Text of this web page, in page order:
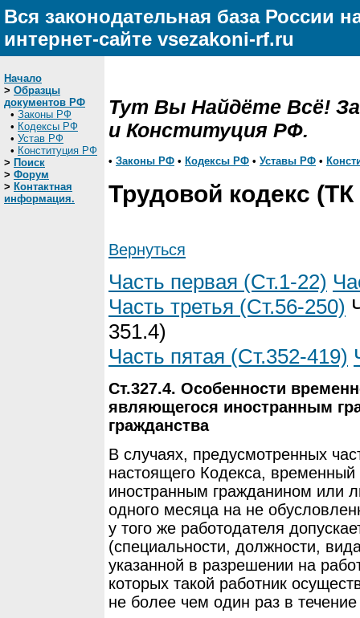
Вся законодательная база России
интернет-сайте vsezakoni-rf.ru
Начало
> Образцы
документов РФ
• Законы РФ
• Кодексы РФ
• Устав РФ
• Конституция РФ
> Поиск
> Форум
> Контактная
информация.
Тут Вы Найдёте Всё!
и Конституция РФ.
• Законы РФ • Кодексы РФ • Уставы РФ •
Трудовой кодекс
Вернуться
Часть первая (Ст.1-22)
Часть третья (Ст.56-250)
351.4)
Часть пятая (Ст.352-419)
Ст.327.4. Особенности
являющегося иностранным
гражданства
В случаях, предусмотренных
настоящего Кодекса,
иностранным гражданином или
одного месяца на не
у того же работодателя
(специальности, должности,
указанной в разрешении на
которых такой работник
не более чем один раз в